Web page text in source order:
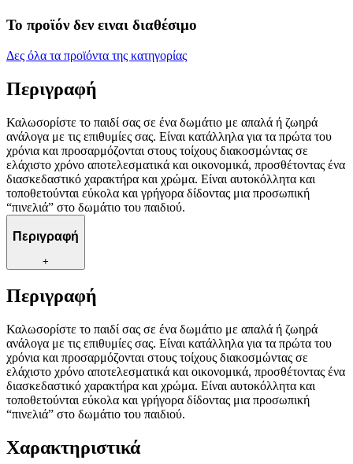
Το προϊόν δεν ειναι διαθέσιμο
Δες όλα τα προϊόντα της κατηγορίας
Περιγραφή
Καλωσορίστε το παιδί σας σε ένα δωμάτιο με απαλά ή ζωηρά
ανάλογα με τις επιθυμίες σας. Είναι κατάλληλα για τα πρώτα του
χρόνια και προσαρμόζονται στους τοίχους διακοσμώντας σε
ελάχιστο χρόνο αποτελεσματικά και οικονομικά, προσθέτοντας ένα
διασκεδαστικό χαρακτήρα και χρώμα. Είναι αυτοκόλλητα και
τοποθετούνται εύκολα και γρήγορα δίδοντας μια προσωπική
“πινελιά” στο δωμάτιο του παιδιού.
Περιγραφή
+
Περιγραφή
Καλωσορίστε το παιδί σας σε ένα δωμάτιο με απαλά ή ζωηρά
ανάλογα με τις επιθυμίες σας. Είναι κατάλληλα για τα πρώτα του
χρόνια και προσαρμόζονται στους τοίχους διακοσμώντας σε
ελάχιστο χρόνο αποτελεσματικά και οικονομικά, προσθέτοντας ένα
διασκεδαστικό χαρακτήρα και χρώμα. Είναι αυτοκόλλητα και
τοποθετούνται εύκολα και γρήγορα δίδοντας μια προσωπική
“πινελιά” στο δωμάτιο του παιδιού.
Χαρακτηριστικά